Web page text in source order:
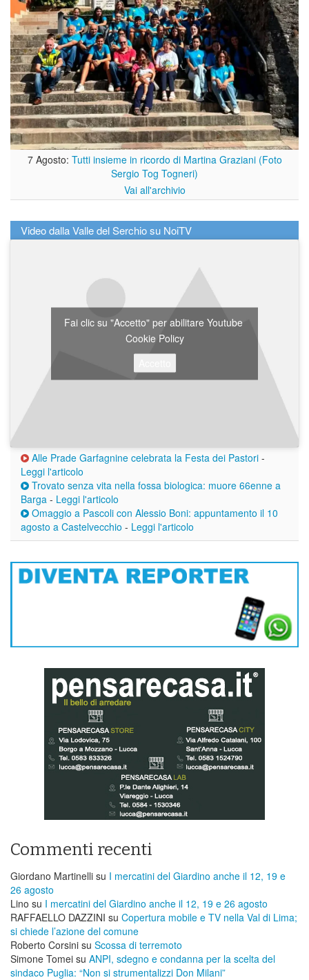
7 Agosto: Tutti insieme in ricordo di Martina Graziani (Foto
Sergio Tog Togneri)
Vai all'archivio
Video dalla Valle del Serchio su NoiTV
Fai clic su "Accetto" per abilitare Youtube
Cookie Policy
Alle Prade Garfagnine celebrata la Festa dei Pastori -
Leggi l'articolo
Trovato senza vita nella fossa biologica: muore 66enne a
Barga - Leggi l'articolo
Omaggio a Pascoli con Alessio Boni: appuntamento il 10
agosto a Castelvecchio - Leggi l'articolo
Commenti recenti
Giordano Martinelli su I mercatini del Giardino anche il 12, 19 e
26 agosto
Lino su I mercatini del Giardino anche il 12, 19 e 26 agosto
RAFFAELLO DAZZINI su ​Copertura mobile e TV nella Val di Lima;
si chiede l’azione del comune
Roberto Corsini su Scossa di terremoto
Simone Tomei su ANPI, sdegno e condanna per la scelta del
sindaco Puglia: “Non si strumentalizzi Don Milani”